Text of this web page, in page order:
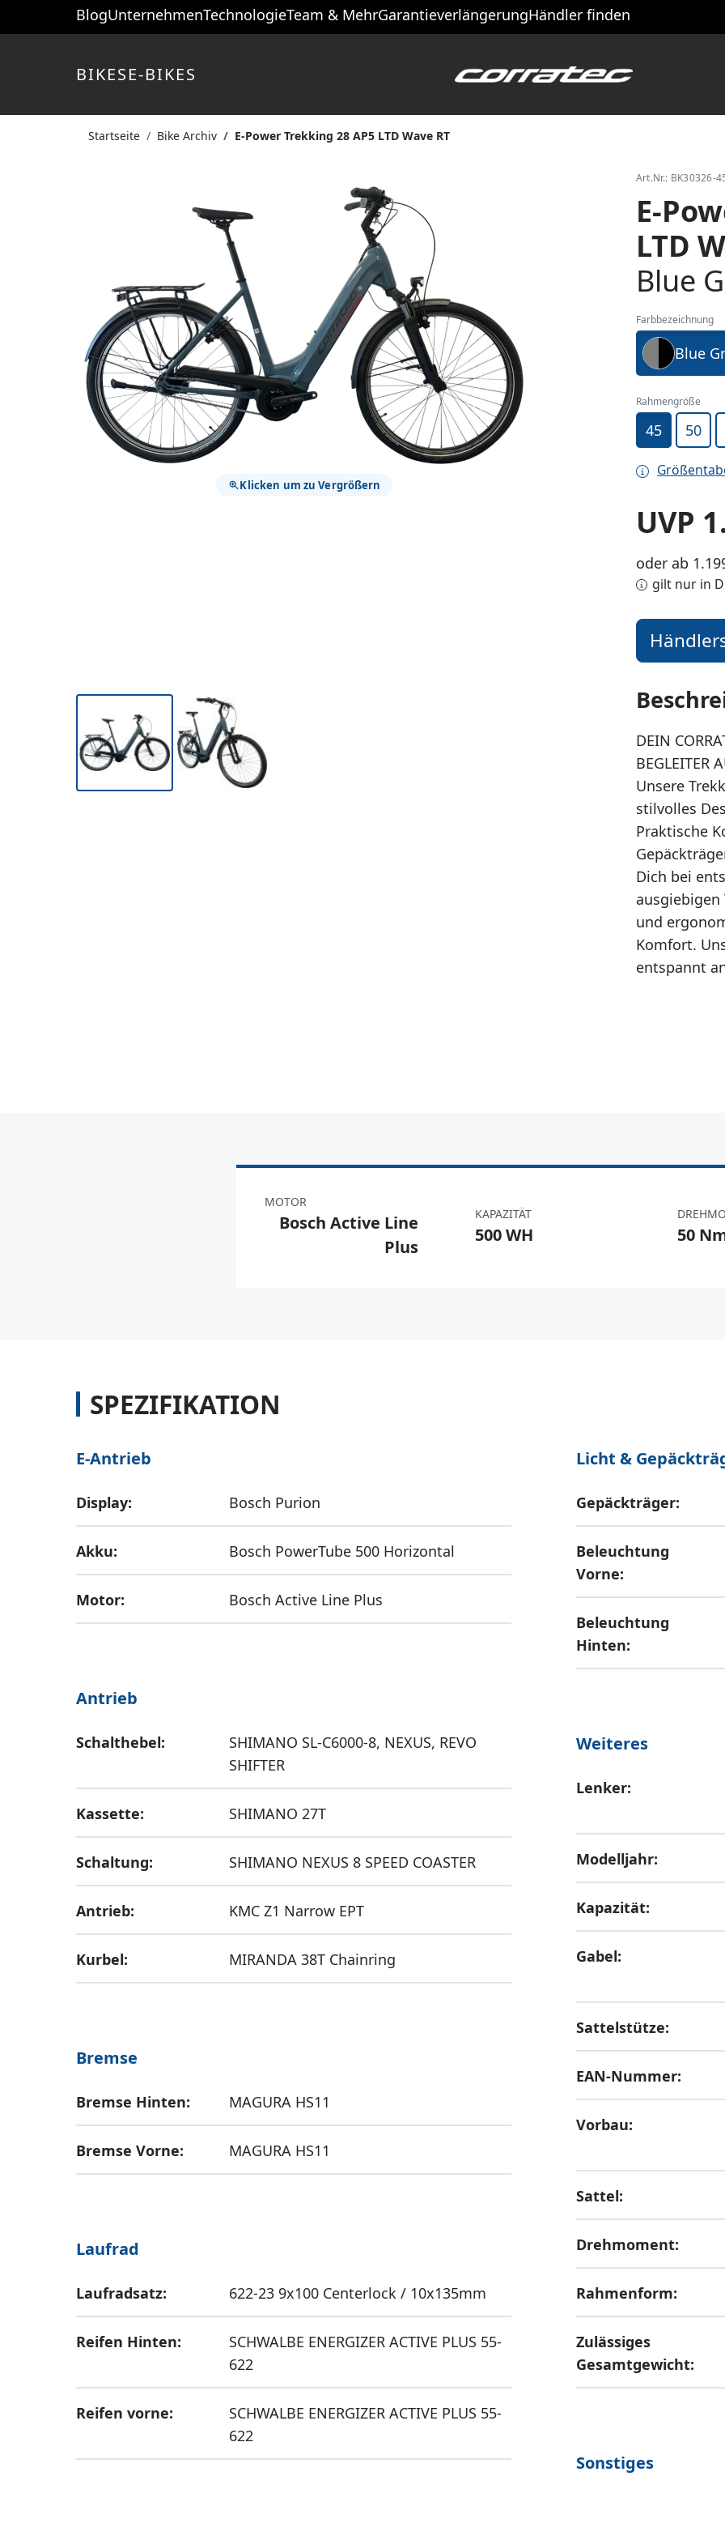
BlogUnternehmenTechnologieTeam & MehrGarantieverlängerungHändler finden
BIKESE-BIKES
Startseite Bike Archiv E-Power Trekking 28 AP5 LTD Wave RT
Klicken um zu Vergrößern
Art.Nr.: BK30326-
E-
LTD
Blue
Farbbezeichnung
Blue
Rahmengröße
45 50
UVP
oder ab
gilt nur in
DEIN
BEGLEITER
Unsere
stilvolles
Praktische
Dich bei
ausgiebigen
und
Komfort.
entspannt
MOTOR
Bosch Active Line
Plus
KAPAZITÄT
500 WH 50
SPEZIFIKATION
E-Antrieb
Display: Bosch Purion
Akku: Bosch PowerTube 500 Horizontal
Motor: Bosch Active Line Plus
Antrieb
Schalthebel:
SHIMANO SL-C6000-8, NEXUS, REVO
SHIFTER
Kassette: SHIMANO 27T
Schaltung: SHIMANO NEXUS 8 SPEED COASTER
Antrieb: KMC Z1 Narrow EPT
Kurbel: MIRANDA 38T Chainring
Bremse
Bremse Hinten: MAGURA HS11
Bremse Vorne: MAGURA HS11
Laufrad
Laufradsatz: 622-23 9x100 Centerlock / 10x135mm
Reifen Hinten:
SCHWALBE ENERGIZER ACTIVE PLUS 55-
622
Reifen vorne:
SCHWALBE ENERGIZER ACTIVE PLUS 55-
622
Licht &
Gepäckträger:
Beleuchtung
Vorne:
Beleuchtung
Hinten:
Weiteres
Lenker:
Modelljahr:
Kapazität:
Gabel:
Sattelstütze:
EAN-Nummer:
Vorbau:
Sattel:
Drehmoment:
Rahmenform:
Zulässiges
Gesamtgewicht:
Sonstiges